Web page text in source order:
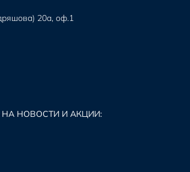
20а, оф.1
НОВОСТИ И АКЦИИ: